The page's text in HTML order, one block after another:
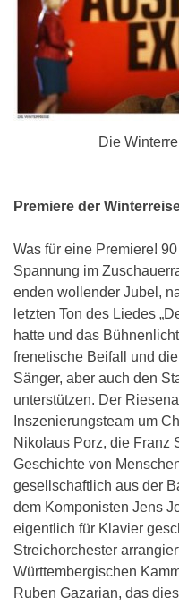
Die
Premiere der
Was für eine Premiere!
Spannung im
enden wollender Jubel,
letzten Ton des Liedes
hatte und das
frenetische Beifall und
Sänger, aber auch den
unterstützen. Der
Inszenierungsteam um
Nikolaus Porz, die Franz
Geschichte von
gesellschaftlich aus der
dem Komponisten Jens
eigentlich für Klavier
Streichorchester
Württembergischen
Ruben Gazarian, das